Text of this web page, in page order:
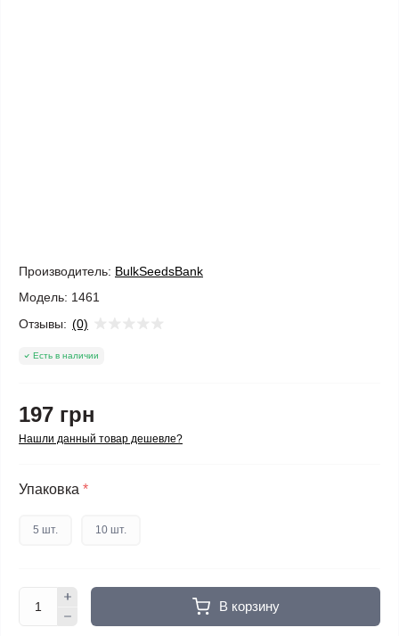
Производитель: BulkSeedsBank
Модель: 1461
Отзывы: (0)
Есть в наличии
197 грн
Нашли данный товар дешевле?
Упаковка *
5 шт. 10 шт.
В корзину